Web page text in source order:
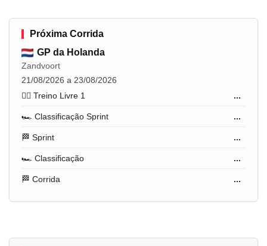
Próxima Corrida
GP da Holanda
Zandvoort
21/08/2026 a 23/08/2026
🏋️‍♂️ Treino Livre 1
...
🏎️ Classificação Sprint ...
🏁 Sprint ...
🏎️ Classificação ...
🏁 Corrida ...